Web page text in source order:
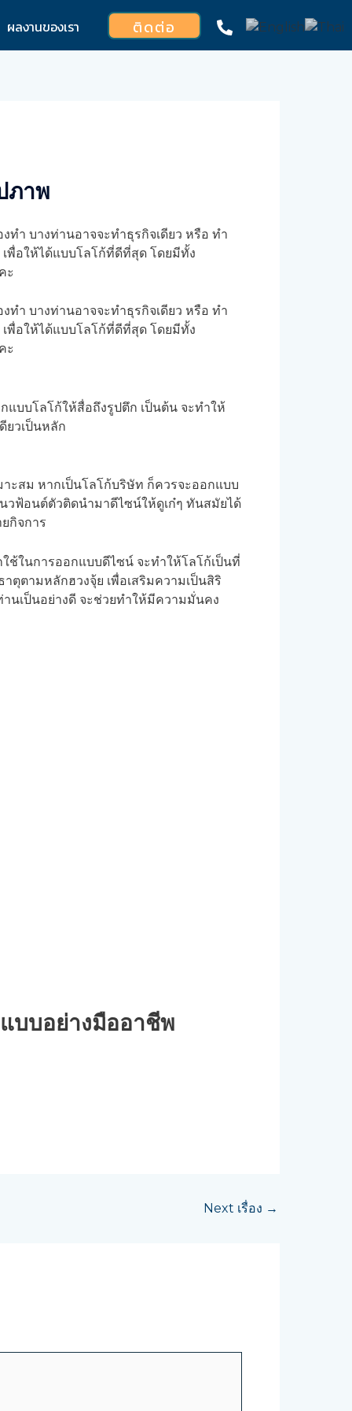
ผลงานของเรา ติดต่อ
ภาพ
ำ บางท่านอาจจะทำธุรกิจเดียว หรือ ทำ
พื่อให้ได้แบบโลโก้ที่ดีที่สุด โดยมีทั้ง
ะ
ำ บางท่านอาจจะทำธุรกิจเดียว หรือ ทำ
พื่อให้ได้แบบโลโก้ที่ดีที่สุด โดยมีทั้ง
ะ
บบโลโก้ให้สื่อถึงรูปตึก เป็นต้น จะทำให้
ยวเป็นหลัก
ะสม หากเป็นโลโก้บริษัท ก็ควรจะออกแบบ
วฟ้อนต์ตัวติดนำมาดีไซน์ให้ดูเก๋ๆ ทันสมัยได้
กิจการ
ช้ในการออกแบบดีไซน์ จะทำให้โลโก้เป็นที่
ตุตามหลักฮวงจุ้ย เพื่อเสริมความเป็นสิริ
นเป็นอย่างดี จะช่วยทำให้มีความมั่นคง
บบอย่างมืออาชีพ
Next เรื่อง →